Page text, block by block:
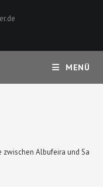
MENÜ
zwischen Albufeira und